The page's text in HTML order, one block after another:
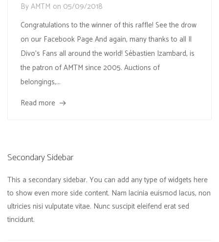
ByAMTM on 05/09/2018
Congratulations to the winner of this raffle! See the drow
on our Facebook Page And again, many thanks to all Il
Divo’s Fans all around the world! Sébastien Izambard, is
the patron of AMTM since 2005. Auctions of
belongings,...
Read more
Secondary Sidebar
This a secondary sidebar. You can add any type of widgets here
to show even more side content. Nam lacinia euismod lacus, non
ultricies nisi vulputate vitae. Nunc suscipit eleifend erat sed
tincidunt.